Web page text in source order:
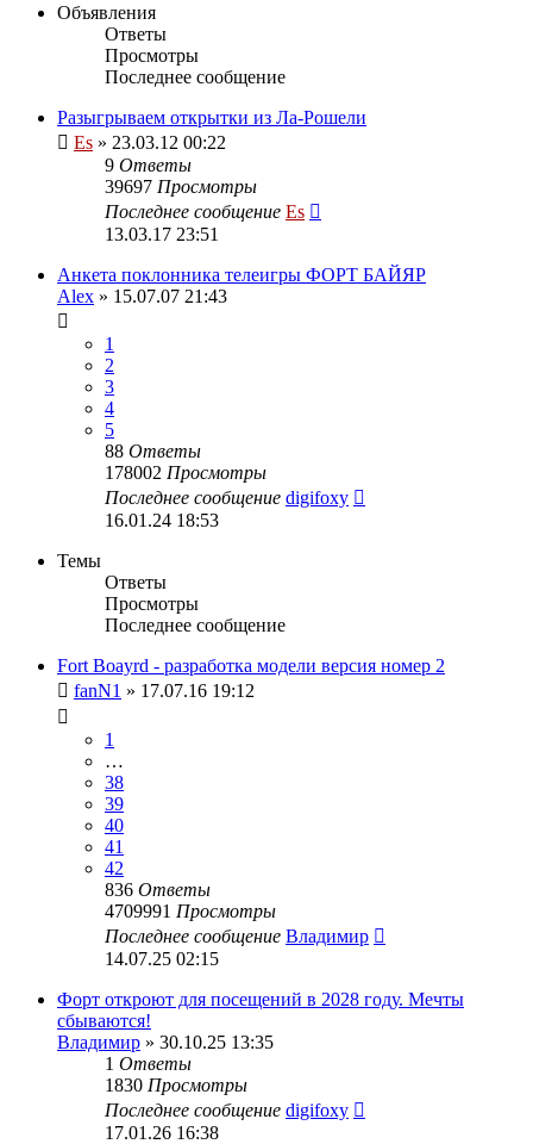
Объявления
Ответы
Просмотры
Последнее сообщение
Разыгрываем открытки из Ла-Рошели
Es » 23.03.12 00:22
9 Ответы
39697 Просмотры
Последнее сообщение Es
13.03.17 23:51
Анкета поклонника телеигры ФОРТ БАЙЯР
Alex » 15.07.07 21:43
1
2
3
4
5
88 Ответы
178002 Просмотры
Последнее сообщение digifoxy
16.01.24 18:53
Темы
Ответы
Просмотры
Последнее сообщение
Fort Boayrd - разработка модели версия номер 2
fanN1 » 17.07.16 19:12
1
…
38
39
40
41
42
836 Ответы
4709991 Просмотры
Последнее сообщение Владимир
14.07.25 02:15
Форт откроют для посещений в 2028 году. Мечты
сбываются!
Владимир » 30.10.25 13:35
1 Ответы
1830 Просмотры
Последнее сообщение digifoxy
17.01.26 16:38